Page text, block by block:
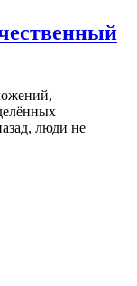
люди не